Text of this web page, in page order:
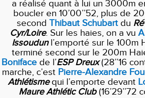
a réalisé quant à lui un 3000m
boucler en 10’00’’52, plus de
secondThibaut Schubart du
Cyr/Loire. Sur les haies, on a vu
Issoudunl’emporté sur le 100m
terminé second sur le 200m
Boniface de l’ESP Dreux(28’’16
marche, c’est Pierre-Alexandre
Athlétismequi l’emporte devant
Maure Athlétic Club(16’29’’72